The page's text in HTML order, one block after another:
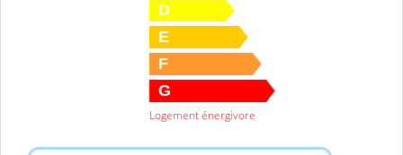
D
E
F
G
Logement énergivore